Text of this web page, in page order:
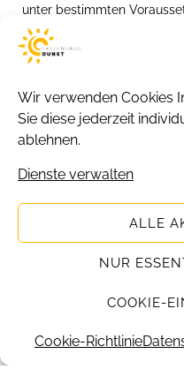
Wir verwenden Cookies
Sie diese jederzeit
ablehnen.
Dienste verwalten
ALLE
NUR
COOKIE-
Cookie-Richtlinie
unter bestimmten
Copyright 2026 ©